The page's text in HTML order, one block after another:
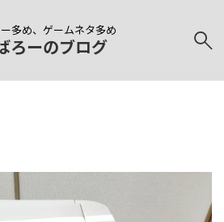
多め、ゲームネタ多め
ろーのブログ